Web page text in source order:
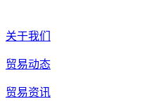
关于我们
贸易动态
贸易资讯